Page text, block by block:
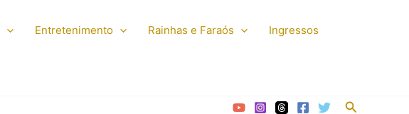
Entretenimento Rainhas e Faraós Ingressos
Pesquisar